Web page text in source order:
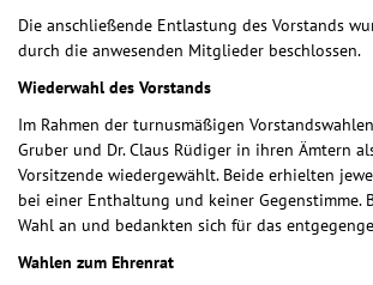
Die anschließende Entlastung des Vorstands
durch die anwesenden Mitglieder beschlossen.
Wiederwahl des Vorstands
Im Rahmen der turnusmäßigen
Gruber und Dr. Claus Rüdiger in ihren Ämtern
Vorsitzende wiedergewählt. Beide erhielten
bei einer Enthaltung und keiner Gegenstimme.
Wahl an und bedankten sich für das
Wahlen zum Ehrenrat